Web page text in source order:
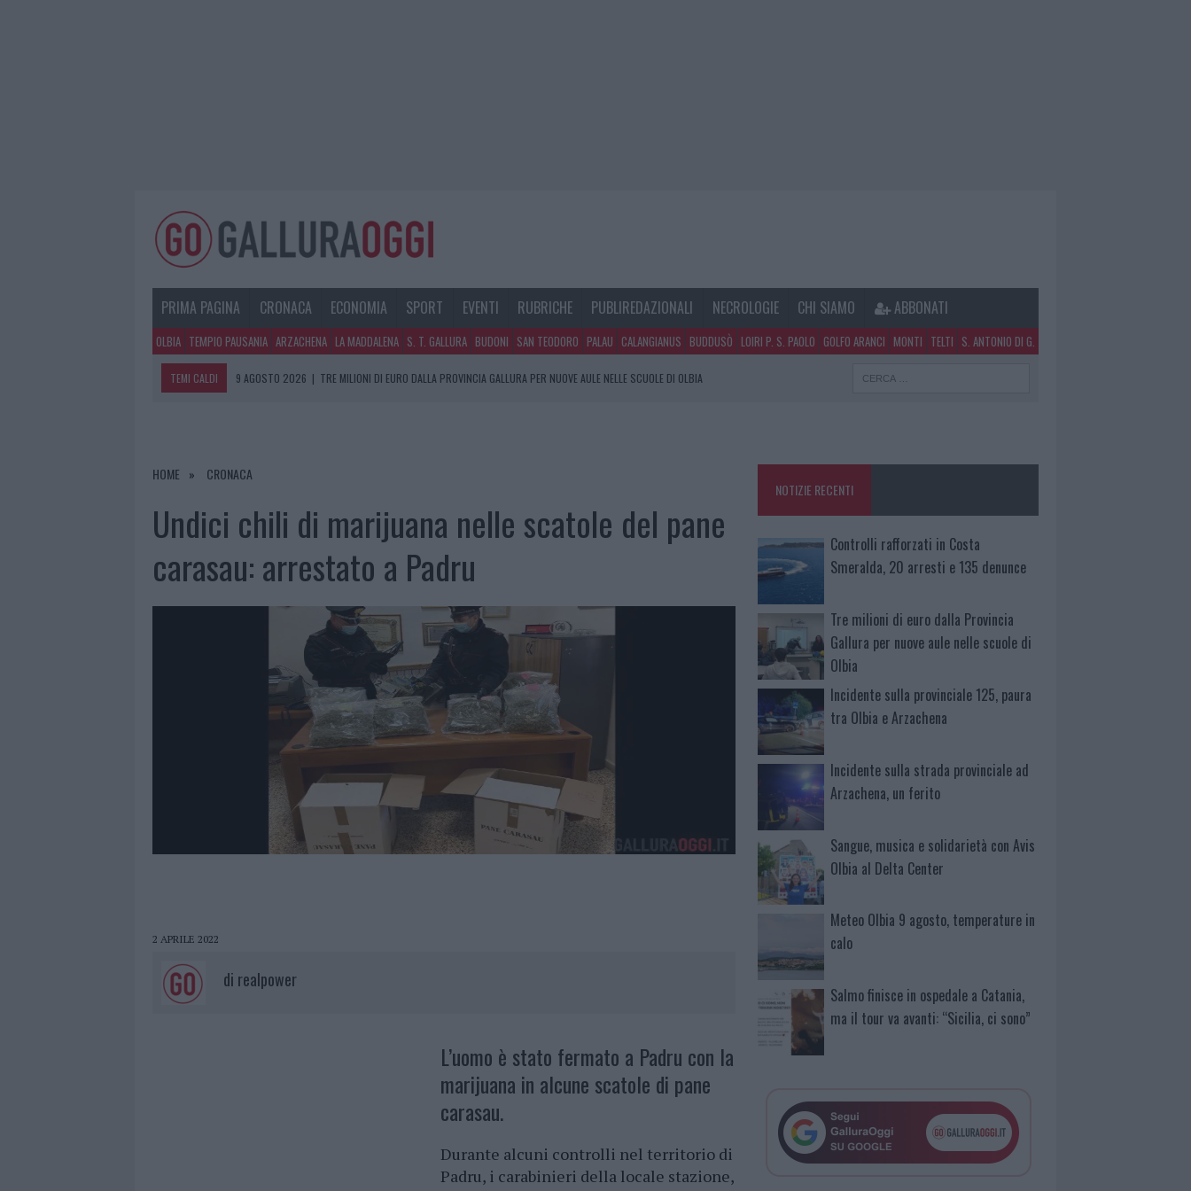
PRIMA PAGINA CRONACA ECONOMIA SPORT EVENTI RUBRICHE PUBLIREDAZIONALI NECROLOGIE CHI SIAMO ABBONATI
OLBIA TEMPIO PAUSANIA ARZACHENA LA MADDALENA S. T. GALLURA BUDONI SAN TEODORO PALAU CALANGIANUS BUDDUSÒ LOIRI P. S. PAOLO GOLFO ARANCI MONTI TELTI S. ANTONIO DI G.
TEMI CALDI 9 AGOSTO 2026 | TRE MILIONI DI EURO DALLA PROVINCIA GALLURA PER NUOVE AULE NELLE SCUOLE DI OLBIA
8 AGOSTO 2026
|
HOME CRONACA
Undici chili di marijuana nelle scatole del pane
carasau: arrestato a Padru
2 APRILE 2022
di realpower
L’uomo è stato fermato a Padru con la
marijuana in alcune scatole di pane
carasau.
Durante alcuni controlli nel territorio di
Padru, i carabinieri della locale stazione,
NOTIZIE RECENTI
Controlli rafforzati in Costa
Smeralda, 20 arresti e 135 denunce
Tre milioni di euro dalla Provincia
Gallura per nuove aule nelle scuole di
Olbia
Incidente sulla provinciale 125, paura
tra Olbia e Arzachena
Incidente sulla strada provinciale ad
Arzachena, un ferito
Sangue, musica e solidarietà con Avis
Olbia al Delta Center
Meteo Olbia 9 agosto, temperature in
calo
Salmo finisce in ospedale a Catania,
ma il tour va avanti: “Sicilia, ci sono”